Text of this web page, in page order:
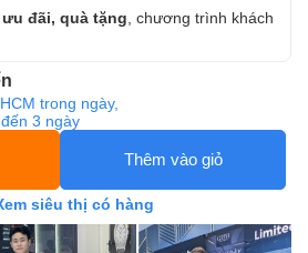
đãi, quà tặng , chương trình khách
trong ngày,
3 ngày
Thêm vào giỏ
siêu thị có hàng